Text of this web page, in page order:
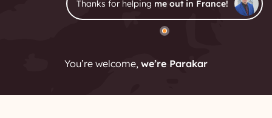
Thanks for helping me out in France!
You’re welcome, we’re Parakar